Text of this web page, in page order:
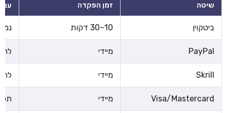
שיטה זמן הפקדה
ביטקוין 10–30 דקות
PayPal מיידי
Skrill מיידי
Visa/Mastercard מיידי